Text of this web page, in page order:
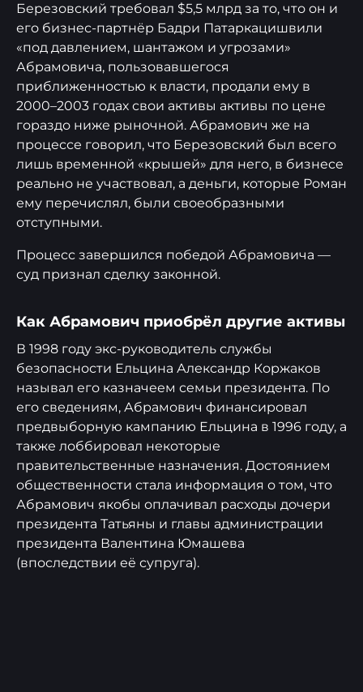
Березовский требовал $5,5 млрд за то, что он и
его бизнес-партнёр Бадри Патаркацишвили
«под давлением, шантажом и угрозами»
Абрамовича, пользовавшегося
приближенностью к власти, продали ему в
2000–2003 годах свои активы активы по цене
гораздо ниже рыночной. Абрамович же на
процессе говорил, что Березовский был всего
лишь временной «крышей» для него, в бизнесе
реально не участвовал, а деньги, которые Роман
ему перечислял, были своеобразными
отступными.
Процесс завершился победой Абрамовича —
суд признал сделку законной.
Как Абрамович приобрёл другие активы
В 1998 году экс-руководитель службы
безопасности Ельцина Александр Коржаков
называл его казначеем семьи президента. По
его сведениям, Абрамович финансировал
предвыборную кампанию Ельцина в 1996 году, а
также лоббировал некоторые
правительственные назначения. Достоянием
общественности стала информация о том, что
Абрамович якобы оплачивал расходы дочери
президента Татьяны и главы администрации
президента Валентина Юмашева
(впоследствии её супруга).